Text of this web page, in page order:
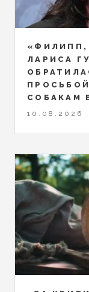
«ФИЛИПП,
ЛАРИСА
СОБАКАМ
10.08.2026